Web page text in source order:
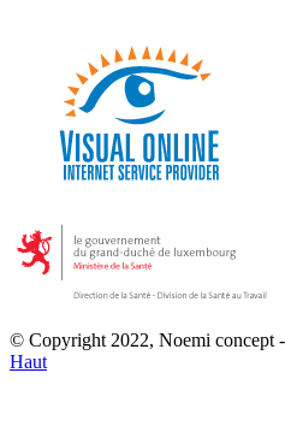
© Copyright 2022, Noemi concept
Haut